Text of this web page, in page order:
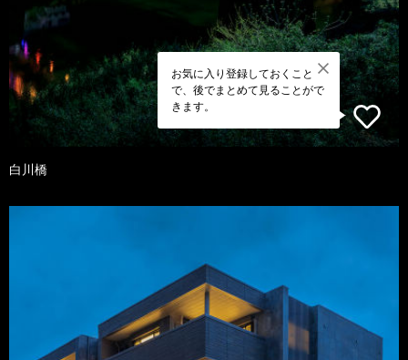
お気に入り登録しておくこと
で、後でまとめて見ることがで
きます。
白川橋